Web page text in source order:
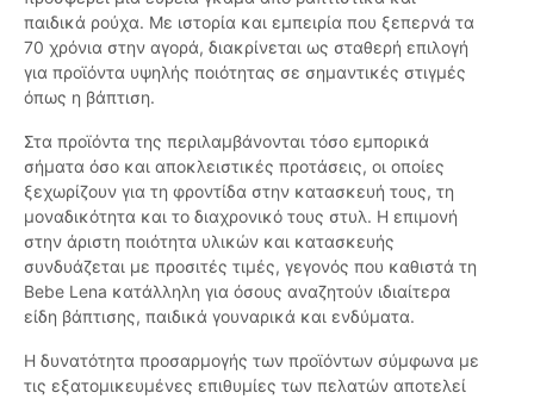
παιδικά ρούχα. Με ιστορία και εμπειρία που ξεπερνά τα
70 χρόνια στην αγορά, διακρίνεται ως σταθερή επιλογή
για προϊόντα υψηλής ποιότητας σε σημαντικές στιγμές
όπως η βάπτιση.
Στα προϊόντα της περιλαμβάνονται τόσο εμπορικά
σήματα όσο και αποκλειστικές προτάσεις, οι οποίες
ξεχωρίζουν για τη φροντίδα στην κατασκευή τους, τη
μοναδικότητα και το διαχρονικό τους στυλ. Η επιμονή
στην άριστη ποιότητα υλικών και κατασκευής
συνδυάζεται με προσιτές τιμές, γεγονός που καθιστά τη
Bebe Lena κατάλληλη για όσους αναζητούν ιδιαίτερα
είδη βάπτισης, παιδικά γουναρικά και ενδύματα.
Η δυνατότητα προσαρμογής των προϊόντων σύμφωνα με
τις εξατομικευμένες επιθυμίες των πελατών αποτελεί